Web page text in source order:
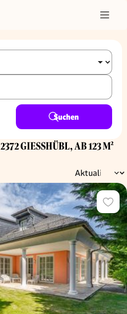
Suchen
2372 GIESSHÜBL, AB 123 M²